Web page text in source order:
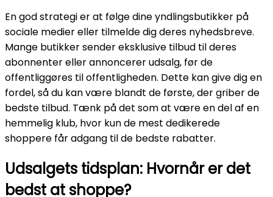
En god strategi er at følge dine yndlingsbutikker på
sociale medier eller tilmelde dig deres nyhedsbreve.
Mange butikker sender eksklusive tilbud til deres
abonnenter eller annoncerer udsalg, før de
offentliggøres til offentligheden. Dette kan give dig en
fordel, så du kan være blandt de første, der griber de
bedste tilbud. Tænk på det som at være en del af en
hemmelig klub, hvor kun de mest dedikerede
shoppere får adgang til de bedste rabatter.
Udsalgets tidsplan: Hvornår er det
bedst at shoppe?